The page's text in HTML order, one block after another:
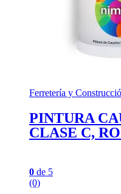
Ferretería y
PINTURA
CLASE C,
0 de 5
(0)